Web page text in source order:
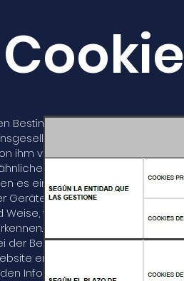
Bestimmungen von Artikel 22.2
und elektronischen
ihm verwendeten Cookies
Technologien, die beim
es einer Website unter
Geräte zu speichern und
Weise, wie er seine Geräte
Cookies sind für das
der Bereitstellung interaktiver
erleichtern. Der Benutzer
Informationen helfen Ihnen,